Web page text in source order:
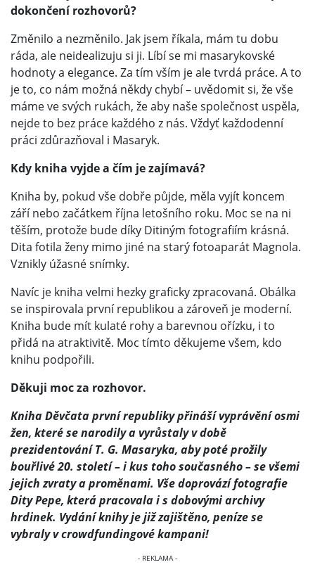
dokončení rozhovorů?
Změnilo a nezměnilo. Jak jsem říkala, mám tu dobu
ráda, ale neidealizuju si ji. Líbí se mi masarykovské
hodnoty a elegance. Za tím vším je ale tvrdá práce. A to
je to, co nám možná někdy chybí – uvědomit si, že vše
máme ve svých rukách, že aby naše společnost uspěla,
nejde to bez práce každého z nás. Vždyť každodenní
práci zdůrazňoval i Masaryk.
Kdy kniha vyjde a čím je zajímavá?
Kniha by, pokud vše dobře půjde, měla vyjít koncem
září nebo začátkem října letošního roku. Moc se na ni
těším, protože bude díky Ditiným fotografiím krásná.
Dita fotila ženy mimo jiné na starý fotoaparát Magnola.
Vznikly úžasné snímky.
Navíc je kniha velmi hezky graficky zpracovaná. Obálka
se inspirovala první republikou a zároveň je moderní.
Kniha bude mít kulaté rohy a barevnou ořízku, i to
přidá na atraktivitě. Moc tímto děkujeme všem, kdo
knihu podpořili.
Děkuji moc za rozhovor.
Kniha Děvčata první republiky přináší vyprávění osmi
žen, které se narodily a vyrůstaly v době
prezidentování T. G. Masaryka, aby poté prožily
bouřlivé 20. století – i kus toho současného – se všemi
jejich zvraty a proměnami. Vše doprovází fotografie
Dity Pepe, která pracovala i s dobovými archivy
hrdinek. Vydání knihy je již zajištěno, peníze se
vybraly v crowdfundingové kampani!